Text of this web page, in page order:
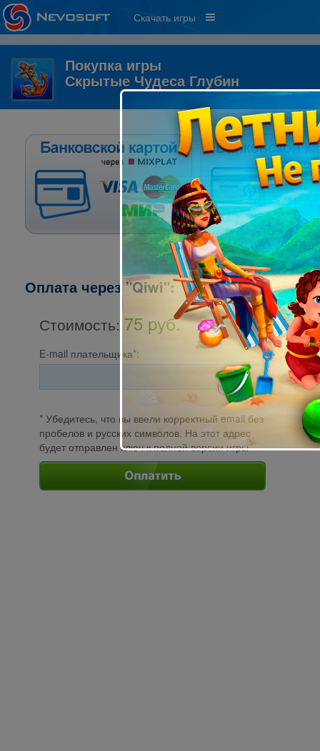
Скачать игры
Покупка игры
Скрытые Чудеса Глубин
Оплата через "Qiwi":
Стоимость: 75 pуб.
E-mail плательщика*:
* Убедитесь, что вы ввели корректный email без
пробелов и русских символов. На этот адрес
будет отправлен ключ к полной версии игры